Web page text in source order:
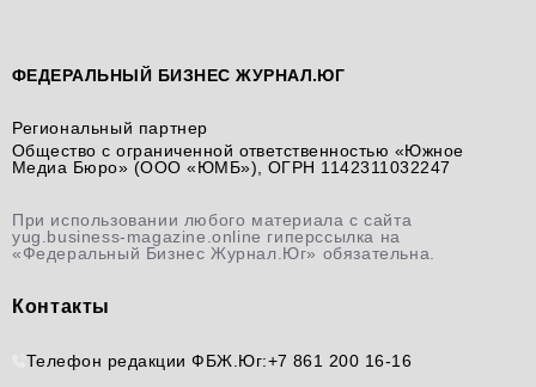
ФЕДЕРАЛЬНЫЙ БИЗНЕС ЖУРНАЛ.ЮГ
Региональный партнер
Общество с ограниченной ответственностью «Южное
Медиа Бюро» (ООО «ЮМБ»), ОГРН 1142311032247
При использовании любого материала с сайта
yug.business-magazine.online гиперссылка на
«Федеральный Бизнес Журнал.Юг» обязательна.
Контакты
Телефон редакции ФБЖ.Юг:+7 861 200 16-16